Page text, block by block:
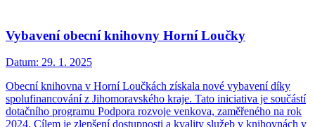
Vybavení obecní knihovny Horní Loučky
Datum: 29. 1. 2025
Obecní knihovna v Horní Loučkách získala nové vybavení díky
spolufinancování z Jihomoravského kraje. Tato iniciativa je součástí
dotačního programu Podpora rozvoje venkova, zaměřeného na rok
2024. Cílem je zlepšení dostupnosti a kvality služeb v knihovnách v